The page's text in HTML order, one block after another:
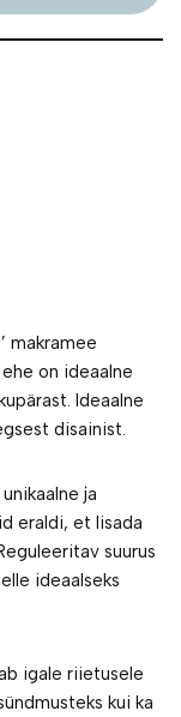
makramee
on ideaalne
Ideaalne
disainist.
ja
eraldi, et lisada
suurus
ideaalseks
igale riietusele
kui ka